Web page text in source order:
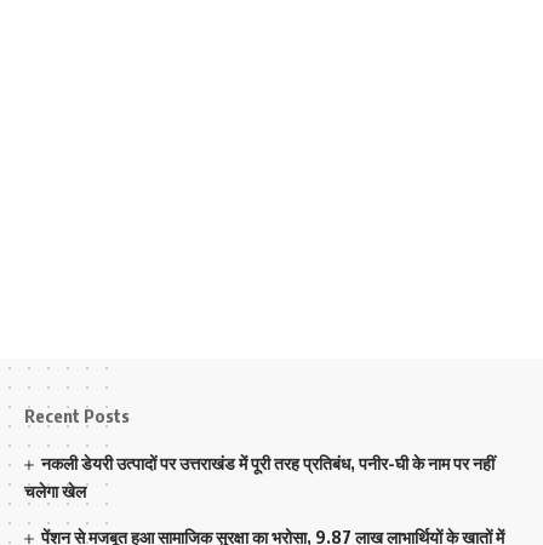
Recent Posts
नकली डेयरी उत्पादों पर उत्तराखंड में पूरी तरह प्रतिबंध, पनीर-घी के नाम पर नहीं
चलेगा खेल
पेंशन से मजबूत हुआ सामाजिक सुरक्षा का भरोसा, 9.87 लाख लाभार्थियों के खातों में